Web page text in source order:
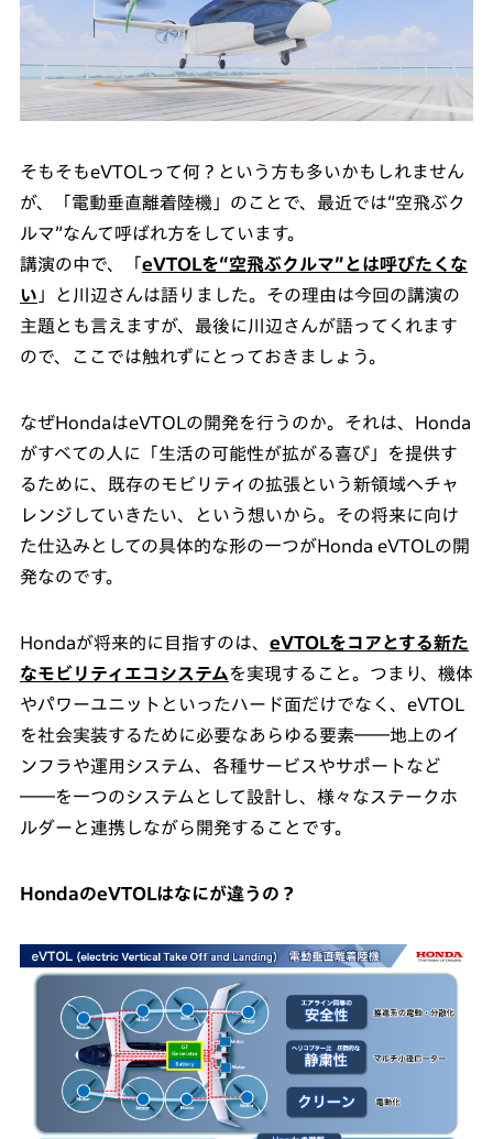
そもそもeVTOLって何？という方も多いかもしれません
が、「電動垂直離着陸機」のことで、最近では“空飛ぶク
ルマ”なんて呼ばれ方をしています。
講演の中で、「 eVTOLを“空飛ぶクルマ”とは呼びたくな
い 」と川辺さんは語りました。その理由は今回の講演の
主題とも言えますが、最後に川辺さんが語ってくれます
ので、ここでは触れずにとっておきましょう。
なぜHondaはeVTOLの開発を行うのか。それは、Honda
がすべての人に「生活の可能性が拡がる喜び」を提供す
るために、既存のモビリティの拡張という新領域へチャ
レンジしていきたい、という想いから。その将来に向け
た仕込みとしての具体的な形の一つがHonda eVTOLの開
発なのです。
Hondaが将来的に目指すのは、 eVTOLをコアとする新た
なモビリティエコシステムを実現すること。つまり、機体
やパワーユニットといったハード面だけでなく、eVTOL
を社会実装するために必要なあらゆる要素――地上のイ
ンフラや運用システム、各種サービスやサポートなど
――を一つのシステムとして設計し、様々なステークホ
ルダーと連携しながら開発することです。
HondaのeVTOLはなにが違うの？